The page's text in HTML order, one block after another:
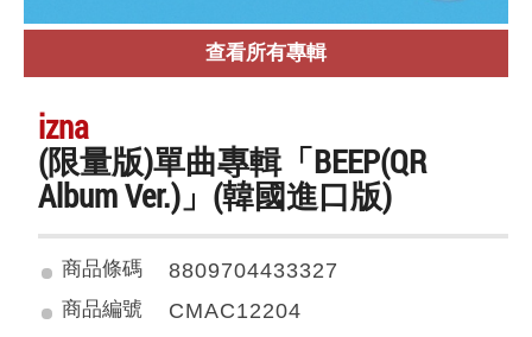
查看所有專輯
izna
(限量版)單曲專輯「BEEP(QR
Album Ver.)」(韓國進口版)
商品條碼 8809704433327
商品編號 CMAC12204